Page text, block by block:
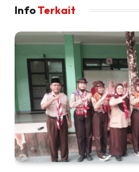
InfoTerkait